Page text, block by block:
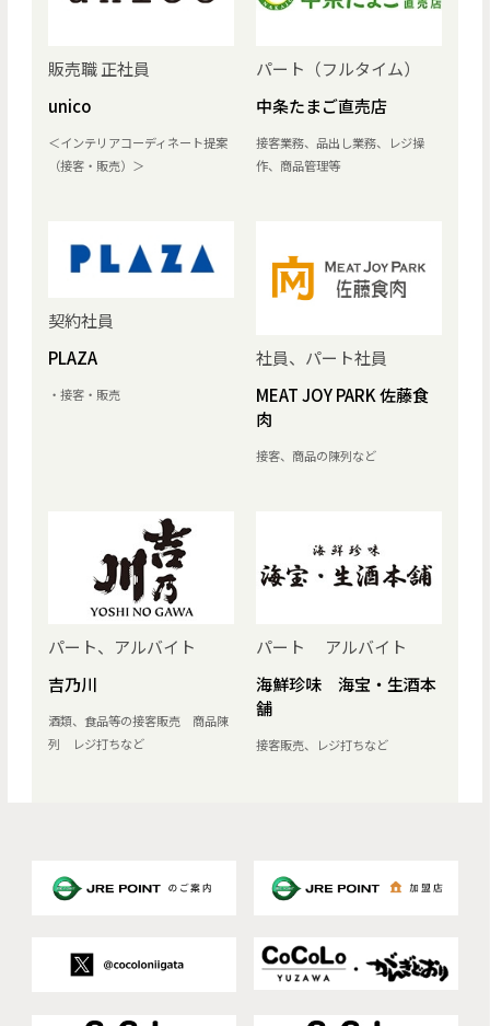
販売職 正社員
unico
＜インテリアコーディネート提案
（接客・販売）＞
パート（フルタイム）
中条たまご直売店
接客業務、品出し業務、レジ操
作、商品管理等
契約社員
PLAZA
・接客・販売
社員、パート社員
MEAT JOY PARK 佐藤食
肉
接客、商品の陳列など
パート、アルバイト
吉乃川
酒類、食品等の接客販売 商品陳
列 レジ打ちなど
パート アルバイト
海鮮珍味 海宝・生酒本
舗
接客販売、レジ打ちなど